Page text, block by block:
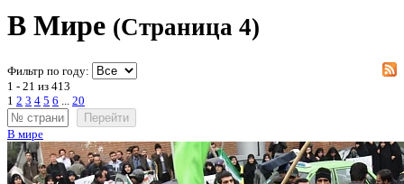
В Мире (Страница 4)
Фильтр по году:
1 - 21 из 413
1 2 3 4 5 6
20
Перейти
В мире